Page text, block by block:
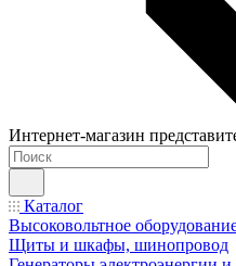
Интернет-магазин
Каталог
Высоковольтное
Щиты и шкафы, шинопровод